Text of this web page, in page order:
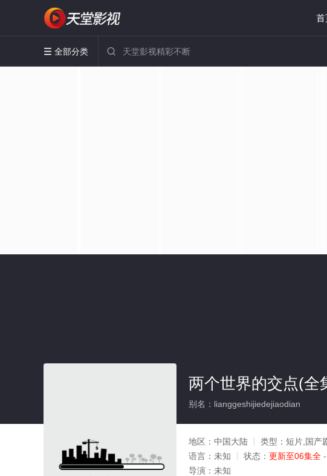
首
 全部分类 
两个世界的交点(全
别名：lianggeshijiedejiaodian
地区： 中国大陆 类型： 短片,国产
语言： 未知 状态： 更新至06集全
导演： 未知